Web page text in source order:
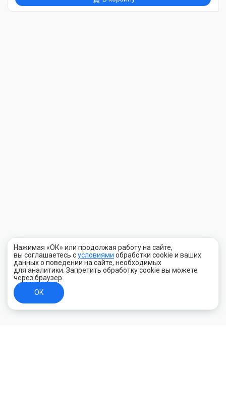
Нажимая «ОК» или продолжая работу на сайте,
вы соглашаетесь сусловиями обработки cookie и ваших
данных о поведении на сайте, необходимых
для аналитики. Запретить обработку cookie вы можете
через браузер.
ОК